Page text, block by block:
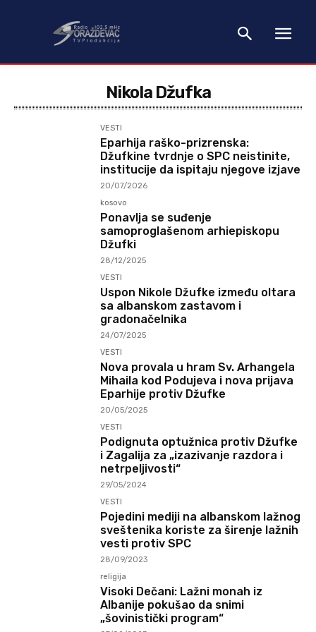
Nikola Džufka
VESTI
Eparhija raško-prizrenska:
Džufkine tvrdnje o SPC neistinite,
institucije da ispitaju njegove izjave
20/07/2026
kosovo
Ponavlja se suđenje
samoproglašenom arhiepiskopu
Džufki
28/12/2025
VESTI
Uspon Nikole Džufke između oltara
sa albanskom zastavom i
gradonačelnika
24/07/2025
VESTI
Nova provala u hram Sv. Arhangela
Mihaila kod Podujeva i nova prijava
Eparhije protiv Džufke
20/05/2025
VESTI
Podignuta optužnica protiv Džufke
i Zagalija za „izazivanje razdora i
netrpeljivosti“
29/05/2024
VESTI
Pojedini mediji na albanskom lažnog
sveštenika koriste za širenje lažnih
vesti protiv SPC
28/09/2023
religija
Visoki Dečani: Lažni monah iz
Albanije pokušao da snimi
„šovinistički program“